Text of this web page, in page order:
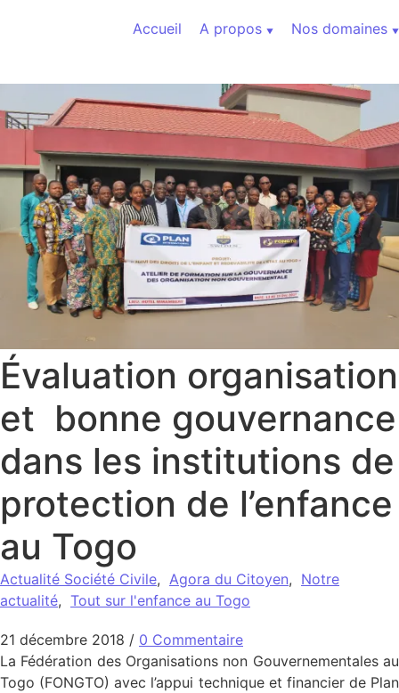
Accueil
A propos Nos domaines
Évaluation
et bonne gouvernance
dans les institutions de
protection de l’enfance
au Togo
Actualité Société Civile, Agora du Citoyen, Notre
actualité, Tout sur l'enfance au Togo
21 décembre 2018 / 0 Commentaire
La Fédération des Organisations non Gouvernementales au
Togo (FONGTO) avec l’appui technique et financier de Plan